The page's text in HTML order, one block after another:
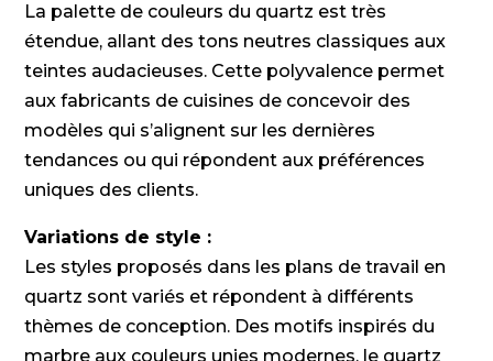
La palette de couleurs du quartz est très
étendue, allant des tons neutres classiques aux
teintes audacieuses. Cette polyvalence permet
aux fabricants de cuisines de concevoir des
modèles qui s’alignent sur les dernières
tendances ou qui répondent aux préférences
uniques des clients.
Variations de style :
Les styles proposés dans les plans de travail en
quartz sont variés et répondent à différents
thèmes de conception. Des motifs inspirés du
marbre aux couleurs unies modernes, le quartz